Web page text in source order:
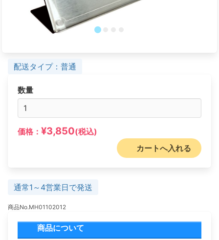
配送タイプ：普通
数量
価格： ¥3,850(税込)
カートへ入れる
通常1～4営業日で発送
商品No.MH01102012
商品について